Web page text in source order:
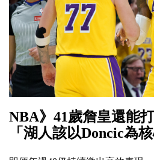
NBA》41歲詹皇還能
「湖人該以Doncic為核